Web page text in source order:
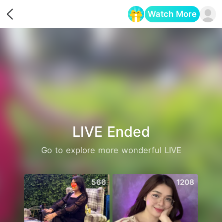
Watch More
LIVE Ended
Go to explore more wonderful LIVE
566 1208